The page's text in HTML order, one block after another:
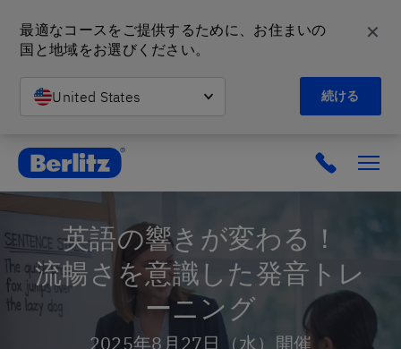
最適なコースをご提供するために、お住まいの
国と地域をお選びください。
United States 続ける
✕
英会話教室と語学スクール | ベルリッツ
英語の響きが変わる！
流暢さを意識した発音トレ
ーニング
2025年8月27日（水）開催